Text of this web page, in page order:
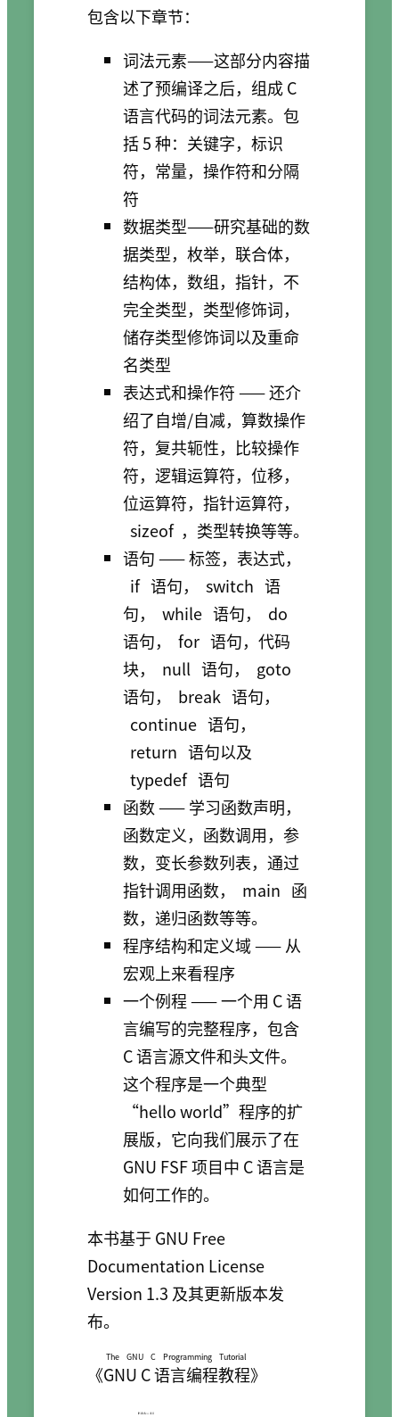
包含以下章节：
词法元素——这部分内容描
述了预编译之后，组成 C
语言代码的词法元素。包
括 5 种：关键字，标识
符，常量，操作符和分隔
符
数据类型——研究基础的数
据类型，枚举，联合体，
结构体，数组，指针，不
完全类型，类型修饰词，
储存类型修饰词以及重命
名类型
表达式和操作符 —— 还介
绍了自增/自减，算数操作
符，复共轭性，比较操作
符，逻辑运算符，位移，
位运算符，指针运算符，
sizeof ，类型转换等等。
语句 —— 标签，表达式，
if 语句， switch 语
句，
while 语句，
do
语句，
for 语句，代码
块，
null 语句，
goto
语句，
break 语句，
continue 语句，
return 语句以及
typedef 语句
函数 —— 学习函数声明，
函数定义，函数调用，参
数，变长参数列表，通过
指针调用函数，
main 函
数，递归函数等等。
程序结构和定义域 —— 从
宏观上来看程序
一个例程 —— 一个用 C 语
言编写的完整程序，包含
C 语言源文件和头文件。
这个程序是一个典型
“hello world”程序的扩
展版，它向我们展示了在
GNU FSF 项目中 C 语言是
如何工作的。
本书基于 GNU Free
Documentation License
Version 1.3 及其更新版本发
布。
《GNU C 语言编程教程
The GNU C Programming Tutorial
》